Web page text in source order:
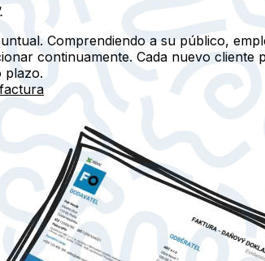
Comprendiendo a su público,
continuamente. Cada nuevo
plazo.